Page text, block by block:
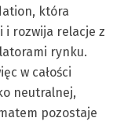
która
i rozwija relacje z
rynku.
w całości
neutralnej,
pozostaje